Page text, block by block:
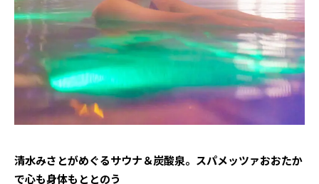
清水みさとがめぐるサウナ＆炭酸泉。スパメッツァおおたか
で心も身体もととのう